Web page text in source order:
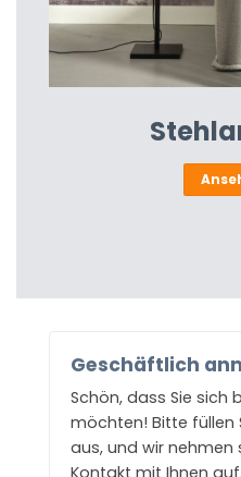
Geschäftlich
Schön, dass Sie sich
möchten! Bitte füllen
aus, und wir